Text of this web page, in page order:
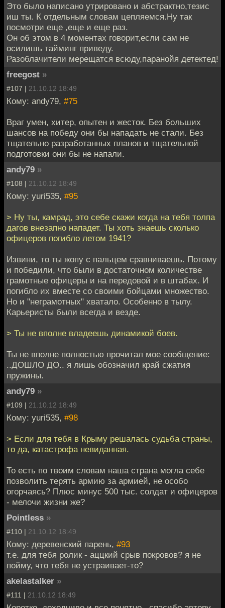
Это было написано утрировано и абстрактно,тезис
иш ты. К отдельным словам цепляемся.Ну так
посмотри еще ,еще и еще раз.
Он об этом в 4 моментах говорит,если сам не
осилишь тайминг приведу.
Разоблачители мерещатся всюду,паранойя детектед!
freegost »
#107 | 21.10.12 18:49
Кому: andy79, #75
Враг умен, хитер, опытен и жесток. Без больших
шансов на победу они бы нападать не стали. Без
тщательно разработанных планов и тщательной
подготовки они бы не напали.
andy79 »
#108 | 21.10.12 18:49
Кому: yuri535, #95
> Ну ты, камрад, это себе скажи когда на тебя толпа
дагов внезапно нападет. Ты хоть знаешь сколько
офицеров погибло летом 1941?
Извини, то ты жопу с пальцем сравниваешь. Потому
и победили, что были в достаточном количестве
грамотные офицеры и на передовой и в штабах. И
погибло их вместе со своими бойцами множество.
Но и "неграмотных" хватало. Особенно в тылу.
Карьеристы были всегда и везде.
> Ты не вполне владеешь динамикой боев.
Ты не вполне полностью прочитал мое сообщение:
..ДОШЛО ДО.. я лишь обозначил край сжатия
пружины.
andy79 »
#109 | 21.10.12 18:49
Кому: yuri535, #98
> Если для тебя в Крыму решалась судьба страны,
то да, катастрофа невиданная.
То есть по твоим словам наша страна могла себе
позволить терять армию за армией, не особо
огорчаясь? Плюс минус 500 тыс. солдат и офицеров
- мелочи жизни же?
Pointless »
#110 | 21.10.12 18:49
Кому: деревенский парень, #93
т.е. для тебя ролик - аццкий срыв покровов? я не
пойму, что тебя не устраивает-то?
akelastalker »
#111 | 21.10.12 18:49